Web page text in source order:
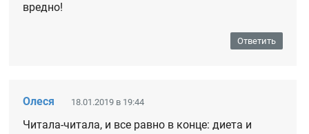
вредно!
Ответить
Олеся 18.01.2019 в 19:44
Читала-читала, и все равно в конце: диета и